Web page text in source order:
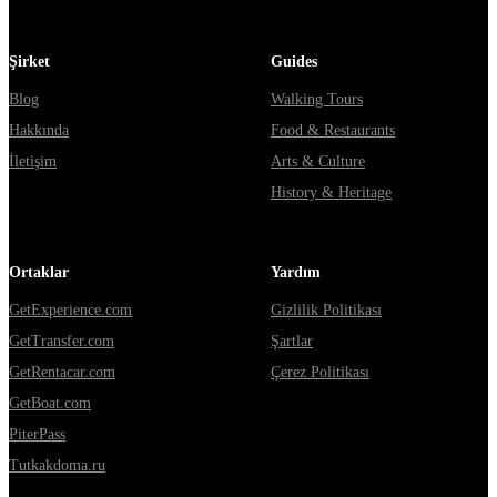
Şirket
Blog
Hakkında
İletişim
Guides
Walking Tours
Food & Restaurants
Arts & Culture
History & Heritage
Ortaklar
GetExperience.com
GetTransfer.com
GetRentacar.com
GetBoat.com
PiterPass
Tutkakdoma.ru
Yardım
Gizlilik Politikası
Şartlar
Çerez Politikası